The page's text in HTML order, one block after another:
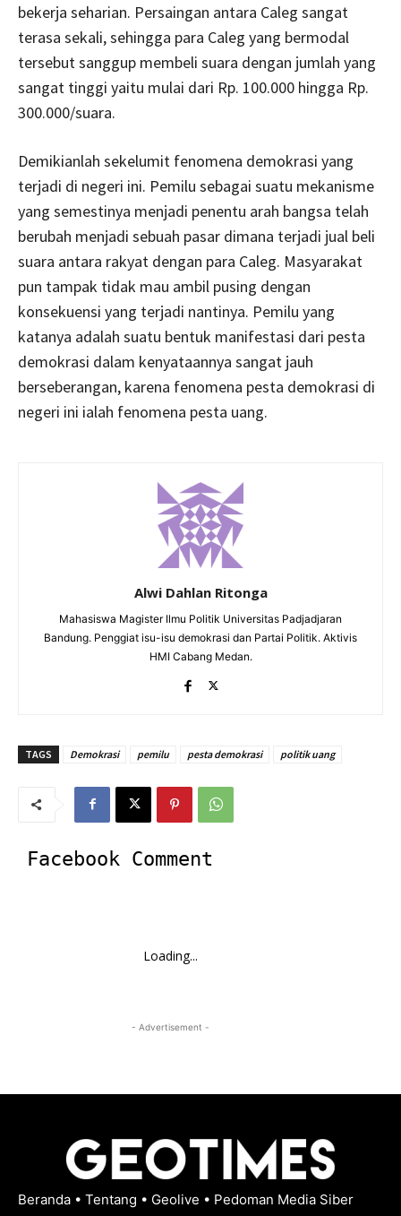
bekerja seharian. Persaingan antara Caleg sangat
terasa sekali, sehingga para Caleg yang bermodal
tersebut sanggup membeli suara dengan jumlah yang
sangat tinggi yaitu mulai dari Rp. 100.000 hingga Rp.
300.000/suara.
Demikianlah sekelumit fenomena demokrasi yang
terjadi di negeri ini. Pemilu sebagai suatu mekanisme
yang semestinya menjadi penentu arah bangsa telah
berubah menjadi sebuah pasar dimana terjadi jual beli
suara antara rakyat dengan para Caleg. Masyarakat
pun tampak tidak mau ambil pusing dengan
konsekuensi yang terjadi nantinya. Pemilu yang
katanya adalah suatu bentuk manifestasi dari pesta
demokrasi dalam kenyataannya sangat jauh
berseberangan, karena fenomena pesta demokrasi di
negeri ini ialah fenomena pesta uang.
Alwi Dahlan Ritonga
Mahasiswa Magister Ilmu Politik Universitas Padjadjaran
Bandung. Penggiat isu-isu demokrasi dan Partai Politik. Aktivis
HMI Cabang Medan.
TAGS Demokrasi pemilu pesta demokrasi politik uang
Facebook Comment
Loading...
- Advertisement -
Beranda • Tentang • Geolive • Pedoman Media Siber